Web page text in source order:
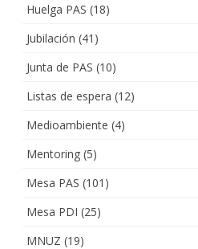
Huelga PAS (18)
Jubilación (41)
Junta de PAS (10)
Listas de espera (12)
Medioambiente (4)
Mentoring (5)
Mesa PAS (101)
Mesa PDI (25)
MNUZ (19)